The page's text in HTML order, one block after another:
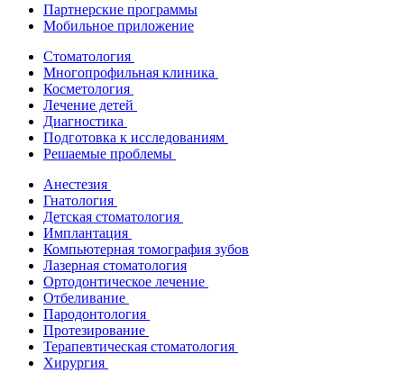
Партнерские программы
Мобильное приложение
Стоматология
Многопрофильная клиника
Косметология
Лечение детей
Диагностика
Подготовка к исследованиям
Решаемые проблемы
Анестезия
Гнатология
Детская стоматология
Имплантация
Компьютерная томография зубов
Лазерная стоматология
Ортодонтическое лечение
Отбеливание
Пародонтология
Протезирование
Терапевтическая стоматология
Хирургия